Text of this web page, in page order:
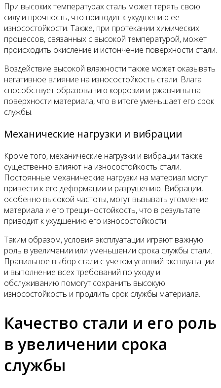
При высоких температурах сталь может терять свою
силу и прочность, что приводит к ухудшению ее
износостойкости. Также, при протекании химических
процессов, связанных с высокой температурой, может
происходить окисление и истончение поверхности стали.
Воздействие высокой влажности также может оказывать
негативное влияние на износостойкость стали. Влага
способствует образованию коррозии и ржавчины на
поверхности материала, что в итоге уменьшает его срок
службы.
Механические нагрузки и вибрации
Кроме того, механические нагрузки и вибрации также
существенно влияют на износостойкость стали.
Постоянные механические нагрузки на материал могут
привести к его деформации и разрушению. Вибрации,
особенно высокой частоты, могут вызывать утомление
материала и его трещиностойкость, что в результате
приводит к ухудшению его износостойкости.
Таким образом, условия эксплуатации играют важную
роль в увеличении или уменьшении срока службы стали.
Правильное выбор стали с учетом условий эксплуатации
и выполнение всех требований по уходу и
обслуживанию помогут сохранить высокую
износостойкость и продлить срок службы материала.
Качество стали и его роль
в увеличении срока
службы